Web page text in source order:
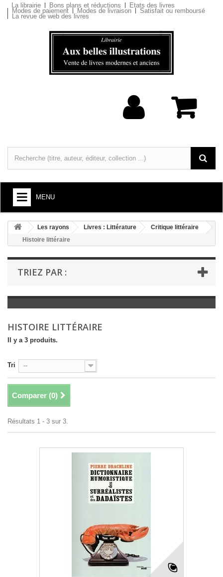
La librairie Bons plans et réductions Etats des livres
Modes de paiement Modes de livraison Satisfait ou remboursé
La revue de web des livres
MENU
+
LIVRES : ARTS ET SOCIÉTÉ
+
LIVRES : LITTÉRATURE
+
LIVRES : JEUNESSE
LIVRES ANCIENS AVANT 1900
Les rayons Livres : Littérature
Critique littéraire
Histoire littéraire
TRIEZ PAR :
HISTOIRE LITTÉRAIRE
Il y a 3 produits.
Tri --
Comparer (0)
Résultats 1 - 3 sur 3.